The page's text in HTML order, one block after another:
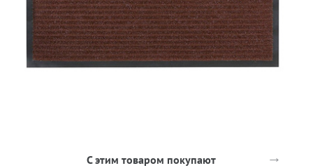
С этим товаром покупают →